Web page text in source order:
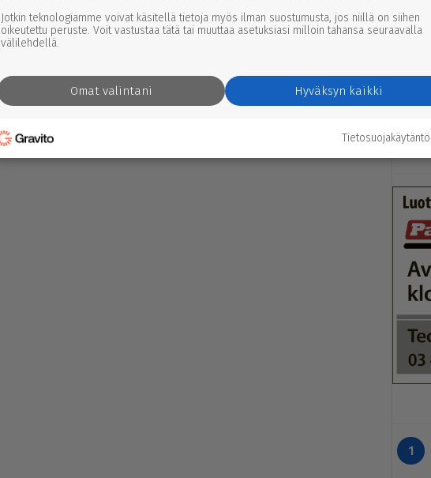
Jotkin teknologiamme voivat käsitellä tietoja myös ilman suostumusta, jos niillä on siihen
oikeutettu peruste. Voit vastustaa tätä tai muuttaa asetuksiasi milloin tahansa seuraavalla
välilehdellä.
Hyväksyn kaikki
Omat valintani